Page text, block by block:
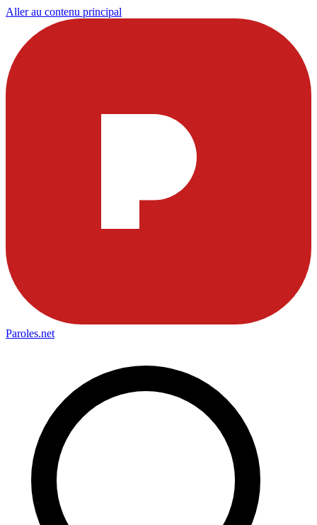
Aller au contenu principal
Paroles.net